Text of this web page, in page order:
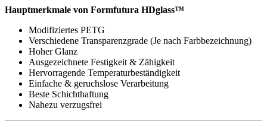
Hauptmerkmale von Formfutura HDglass™
Modifiziertes PETG
Verschiedene Transparenzgrade (Je nach Farbbezeichnung)
Hoher Glanz
Ausgezeichnete Festigkeit & Zähigkeit
Hervorragende Temperaturbeständigkeit
Einfache & geruchslose Verarbeitung
Beste Schichthaftung
Nahezu verzugsfrei